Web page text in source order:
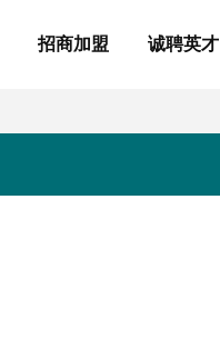
招商加盟 诚聘英才